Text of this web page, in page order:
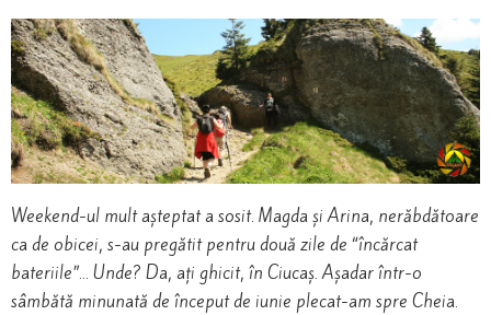
Weekend-ul mult așteptat a sosit. Magda și Arina, nerăbdătoare
ca de obicei, s-au pregătit pentru două zile de “încărcat
bateriile”… Unde? Da, ați ghicit, în Ciucaș. Așadar într-o
sâmbătă minunată de început de iunie plecat-am spre Cheia.